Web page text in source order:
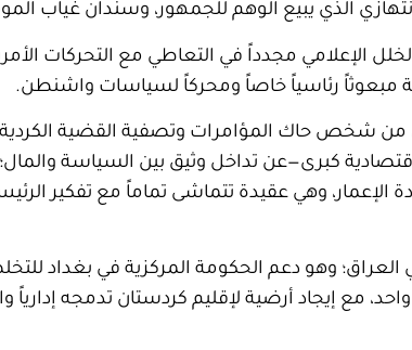
الذي يبيع الوهم للجمهور، وسندان غياب
الإعلامي مجدداً في التعاطي مع التحركات
مبعوثاً رئاسياً خاصاً ومحركاً لسياسات واشنطن.
من شخص حاك المؤامرات وتصفية القضية الكردية
كبرى—عن تداخل وثيق بين السياسة
وهي عقيدة تتماشى تماماً مع تفكير
العراق؛ وهو دعم الحكومة المركزية في بغداد
مع إيجاد أرضية لإقليم كردستان تدمجه إدارياً